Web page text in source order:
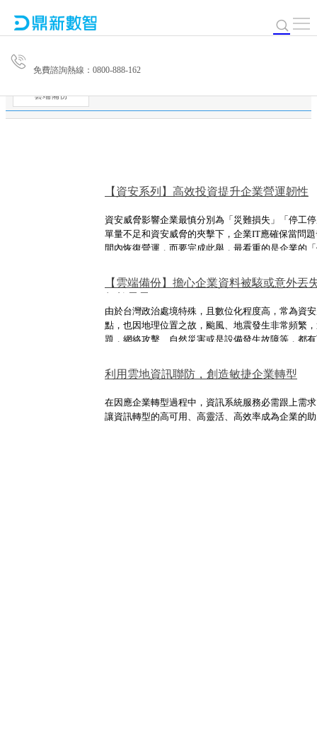
免費諮詢熱線：0800-888-162
雲端備份
【資安系列】高效投資提升企業營運韌性
資安威脅影響企業最慎分別為「災難損失」「停工
單量不足和資安威脅的夾擊下，企業IT應確保當問
間內恢復營運，而要完成此舉，最看重的是企業的
對資安威脅時仍游刃有餘！
【雲端備份】擔心企業資料被駭或意外丟
由於台灣政治處境特殊，且數位化程度高，常為資
點，也因地理位置之故，颱風、地震發生非常頻繁
題，網絡攻擊、自然災害或是設備發生故障等，都
握企業生存發展的關鍵命脈，所以資料保護與恢復
備。備份備援被視為企業資安的最後一道厚盾，雲
選擇，費用也不如以往貴桑桑，銅板價位就能在危
資料安全防護！
利用雲地資訊聯防，創造敏捷企業轉型
在因應企業轉型過程中，資訊系統服務必需跟上需
讓資訊轉型的高可用、高靈活、高效率成為企業的